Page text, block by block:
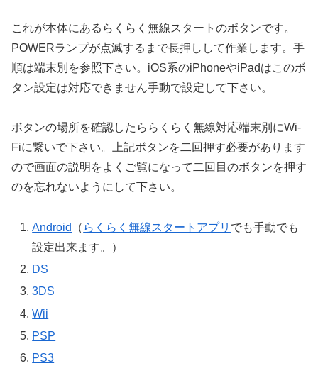
これが本体にあるらくらく無線スタートのボタンです。
POWERランプが点滅するまで長押しして作業します。手
順は端末別を参照下さい。iOS系のiPhoneやiPadはこのボ
タン設定は対応できません手動で設定して下さい。
ボタンの場所を確認したららくらく無線対応端末別にWi-
Fiに繋いで下さい。上記ボタンを二回押す必要があります
ので画面の説明をよくご覧になって二回目のボタンを押す
のを忘れないようにして下さい。
Android （ らくらく無線スタートアプリ でも手動でも
設定出来ます。）
DS
3DS
Wii
PSP
PS3